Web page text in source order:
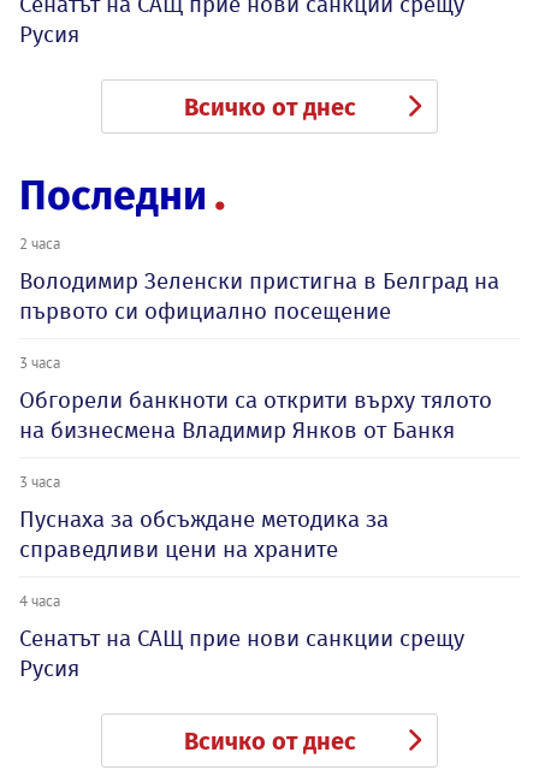
Русия
Всичко от днес
Последни
2 часа
Володимир Зеленски пристигна в Белград на
първото си официално посещение
3 часа
Обгорели банкноти са открити върху тялото
на бизнесмена Владимир Янков от Банкя
3 часа
Пуснаха за обсъждане методика за
справедливи цени на храните
4 часа
Сенатът на САЩ прие нови санкции срещу
Русия
Всичко от днес